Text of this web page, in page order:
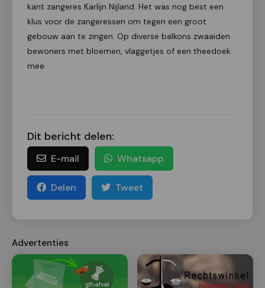
kant zangeres Karlijn Nijland. Het was nog best een
klus voor de zangeressen om tegen een groot
gebouw aan te zingen. Op diverse balkons zwaaiden
bewoners met bloemen, vlaggetjes of een theedoek
mee.
Dit bericht delen:
E-mail Whatsapp
Delen Tweet
Advertenties